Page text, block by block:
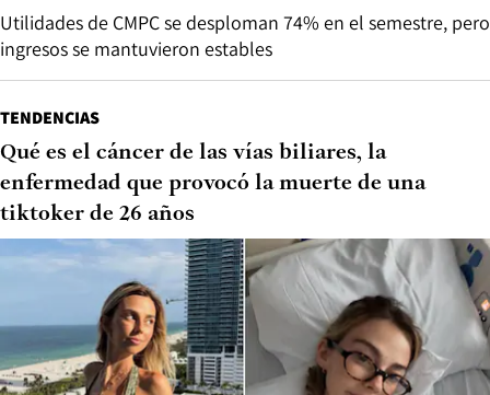
Utilidades de CMPC se desploman 74% en el semestre, pero
ingresos se mantuvieron estables
TENDENCIAS
Qué es el cáncer de las vías biliares, la
enfermedad que provocó la muerte de una
tiktoker de 26 años